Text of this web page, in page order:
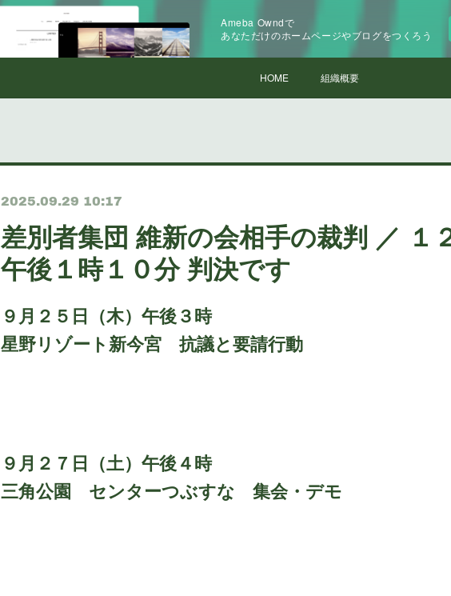
Ameba Owndで
あなただけのホームページやブログをつくろう
HOME 組織概要
2025.09.29 10:17
差別者集団 維新の会相手の裁判 ／ １
午後１時１０分 判決です
９月２５日（木）午後３時
星野リゾート新今宮 抗議と要請行動
９月２７日（土）午後４時
三角公園 センターつぶすな 集会・デモ